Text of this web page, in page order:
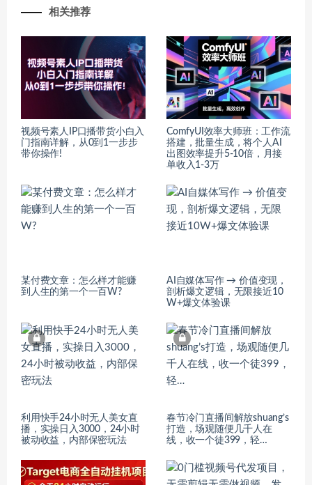
相关推荐
视频号素人IP口播带货小白入
门指南详解，从0到1一步步
带你操作!
ComfyUI效率大师班：工作流
搭建，批量生成，将个人AI
出图效率提升5-10倍，月接
单收入1-3万
​某付费文章：怎‮样么‬才能赚‮
人到‬生的第‮个一‬一百W?
AI自媒体写作 → 价值变现，
剖析爆文逻辑，无限接近10
W+爆文体验课
利用快手24小时无人美女直
播，实操日入3000，24小时
被动收益，内部保密玩法
春节冷门直播间解放shuang’s
打造，场观随便几千人在
线，收一个徒399，轻…